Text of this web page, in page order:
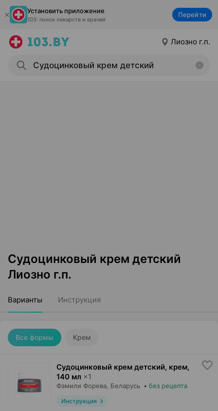
Установить приложение
103: поиск лекарств и врачей
Перейти
Лиозно г.п.
Судоцинковый крем детский
Лиозно г.п.
Варианты Инструкция
Все формы Крем
Судоцинковый крем детский, крем,
140 мл ×1
Фэмили Форева , Беларусь • без рецепта
Инструкция